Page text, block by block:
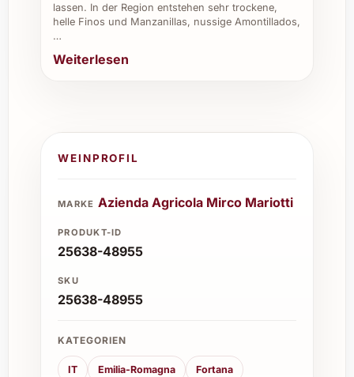
lassen. In der Region entstehen sehr trockene,
helle Finos und Manzanillas, nussige Amontillados,
…
Weiterlesen
WEINPROFIL
MARKE Azienda Agricola Mirco Mariotti
PRODUKT-ID
25638-48955
SKU
25638-48955
KATEGORIEN
IT Emilia-Romagna Fortana